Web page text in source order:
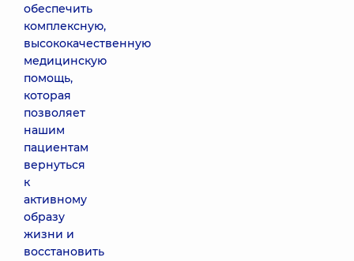
обеспечить
комплексную,
высококачественную
медицинскую
помощь,
которая
позволяет
нашим
пациентам
вернуться
к
активному
образу
жизни и
восстановить